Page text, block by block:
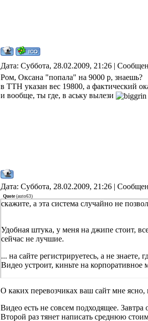
Дата: Суббота, 28.02.2009, 21:26 |
Ром, Оксана "попала" на 9000 р, знаешь?
в ТТН указан вес 19800, а фактический
и вообще, ты где, в аську вылези
Дата: Суббота, 28.02.2009, 21:26 |
Quote (auto63)
скажите, а эта система случайно не
Удобная штука, у меня на джипе стоит,
сейчас не лучшие.
... на сайте регистрируетесь, а не
Видео устроит, киньте на корпоративное
О каких перевозчиках ваш сайт мне
Видео есть не совсем подходящее.
Второй раз тянет написать среднюю